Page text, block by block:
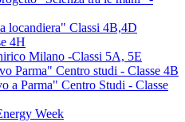
locandiera" Classi 4B,4D
4H
Milano -Classi 5A, 5E
Parma" Centro studi - Classe 4B
a Parma" Centro Studi - Classe
Week